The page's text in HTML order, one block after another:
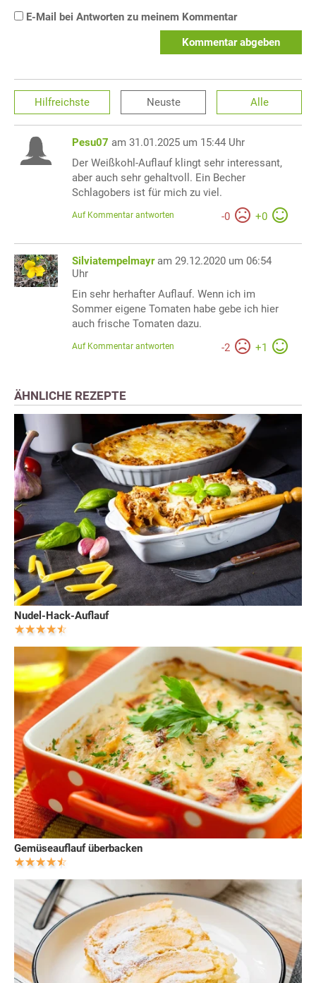
E-Mail bei Antworten zu meinem Kommentar
Kommentar abgeben
Hilfreichste Neuste Alle
Pesu07 am 31.01.2025 um 15:44 Uhr
Der Weißkohl-Auflauf klingt sehr interessant,
aber auch sehr gehaltvoll. Ein Becher
Schlagobers ist für mich zu viel.
-0 +0
Auf Kommentar antworten
Silviatempelmayr am 29.12.2020 um 06:54
Uhr
Ein sehr herhafter Auflauf. Wenn ich im
Sommer eigene Tomaten habe gebe ich hier
auch frische Tomaten dazu.
-2 +1
Auf Kommentar antworten
ÄHNLICHE REZEPTE
Nudel-Hack-Auflauf
Gemüseauflauf überbacken